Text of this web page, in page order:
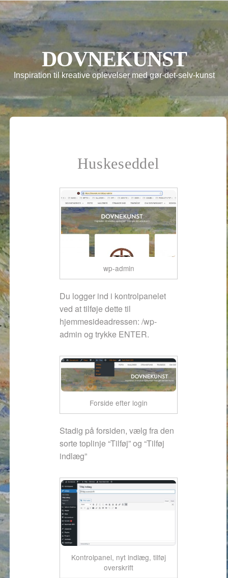
DOVNEKUNST
Inspiration til kreative oplevelser med gør-det-selv-kunst
Huskeseddel
wp-admin
Du logger ind i kontrolpanelet
ved at tilføje dette til
hjemmesideadressen: /wp-
admin og trykke ENTER.
Forside efter login
Stadig på forsiden, vælg fra den
sorte toplinje “Tilføj” og “Tilføj
indlæg”
Kontrolpanel, nyt indlæg, tilføj
overskrift